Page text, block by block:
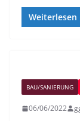
Weiterlesen
BAU/SANIERUNG
06/06/2022